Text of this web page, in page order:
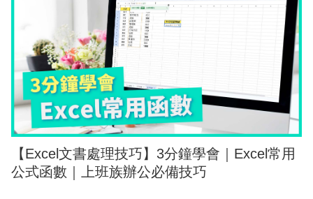
【Excel文書處理技巧】3分鐘學會｜Excel常用
公式函數｜上班族辦公必備技巧